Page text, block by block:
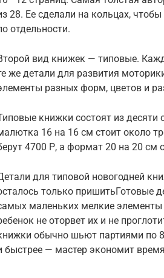
28. Ее сделали на кольцах,
отдельности.
вид книжек — типовые.
же детали для развития
разных форм, цветов и
книжки состоят из десяти
16 на 16 см стоит около
4700 Р, а формат 20 на 20 см
для типовой новогодней
только пришитьГотовые
маленьких мелкие
не оторвет их и не
обычно шьют партиями по
быстрее — мастер экономит